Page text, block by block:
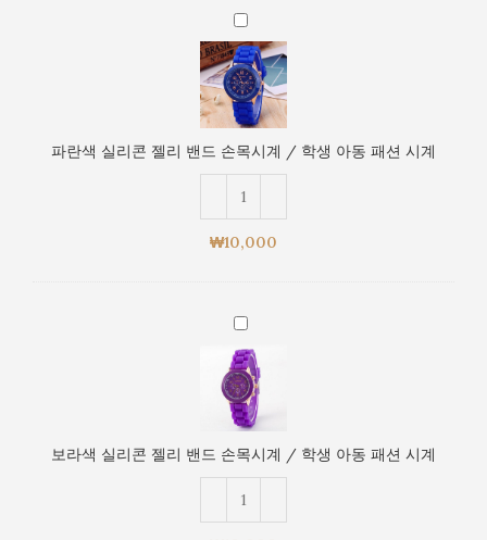
계
/
학
생
아
동
패
션
시
계
파
란
색
실
리
젤
드
손
계
/
학
생
아
동
패
션
시
파란색 실리콘 젤리 밴드 손목시계 / 학생 아동 패션 시계
₩10,000
보
라
색
실
리
젤
보라색 실리콘 젤리 밴드 손목시계 / 학생 아동 패션 시계